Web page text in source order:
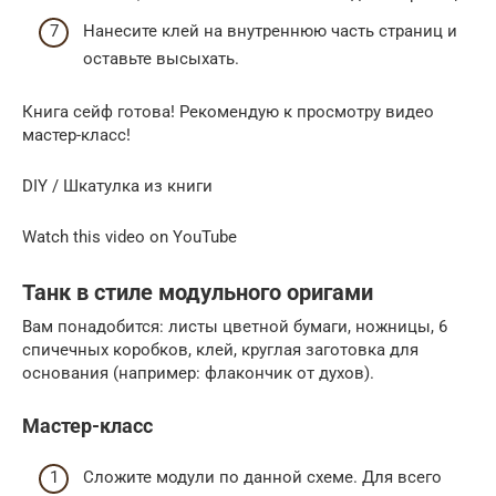
Нанесите клей на внутреннюю часть страниц и
оставьте высыхать.
Книга сейф готова! Рекомендую к просмотру видео
мастер-класс!
DIY / Шкатулка из книги
Watch this video on YouTube
Танк в стиле модульного оригами
Вам понадобится: листы цветной бумаги, ножницы, 6
спичечных коробков, клей, круглая заготовка для
основания (например: флакончик от духов).
Мастер-класс
Сложите модули по данной схеме. Для всего